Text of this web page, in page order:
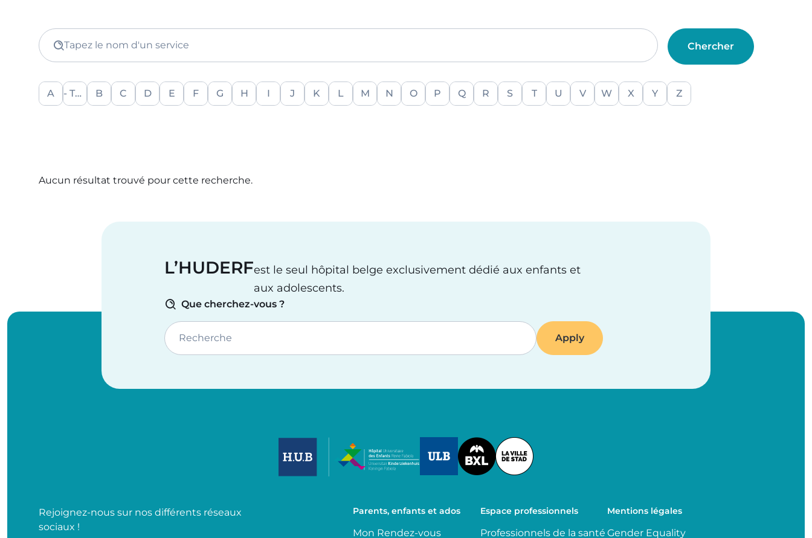
Tapez le nom d'un service
A - Tout -B C D E F G H I J K L M N O P Q R S T U V W X Y Z
Aucun résultat trouvé pour cette recherche.
L’HUDERFest le seul hôpital belge exclusivement dédié aux enfants et
aux adolescents.
Que cherchez-vous ?
Recherche
Image
Rejoignez-nous sur nos différents réseaux
sociaux !
Parents, enfants et ados
Mon Rendez-vous
Espace professionnels
Professionnels de la santé
Mentions légales
Gender Equality